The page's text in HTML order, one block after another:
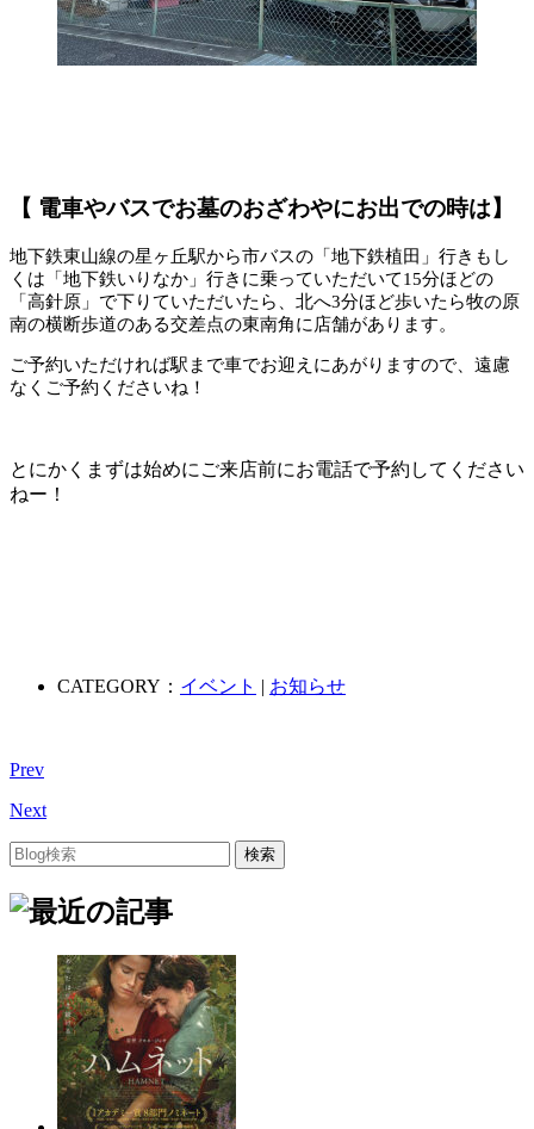
【 電車やバスでお墓のおざわやにお出での時は】
地下鉄東山線の星ヶ丘駅から市バスの「地下鉄植田」行きもし
くは「地下鉄いりなか」行きに乗っていただいて15分ほどの
「高針原」で下りていただいたら、北へ3分ほど歩いたら牧の原
南の横断歩道のある交差点の東南角に店舗があります。
ご予約いただければ駅まで車でお迎えにあがりますので、遠慮
なくご予約くださいね！
とにかくまずは始めにご来店前にお電話で予約してください
ねー！
CATEGORY： イベント | お知らせ
Prev
Next